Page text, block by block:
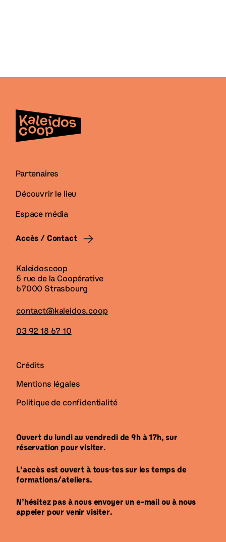
Partenaires
Découvrir le lieu
Espace média
Accès / Contact
Kaleidoscoop
5 rue de la Coopérative
67000 Strasbourg
contact@kaleidos.coop
03 92 18 67 10
Crédits
Mentions légales
Politique de confidentialité
Ouvert du lundi au vendredi de 9h à 17h, sur
réservation pour visiter.
L’accès est ouvert à tous·tes sur les temps de
formations/ateliers.
N’hésitez pas à nous envoyer un e-mail ou à nous
appeler pour venir visiter.